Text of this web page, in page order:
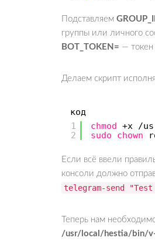
Подставляем
группы или личного
BOT_TOKEN= — токен
Делаем скрипт
код
1
2
chmod +x
/
sudo
chown
Если всё ввели
консоли должно
telegram-send "Test
Теперь нам
/usr/local/hestia/bin/